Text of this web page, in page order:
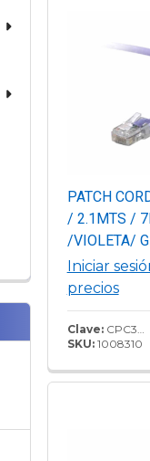
PATCH
/ 2.1MTS /
/VIOLETA/
Iniciar
precios
Clave:CPC3312-0BFF005
SKU:1008310